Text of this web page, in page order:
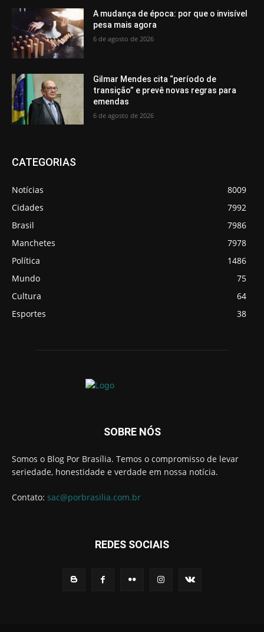
A mudança de época: por que o invisível
pesa mais agora
6 de agosto de 2026
Gilmar Mendes cita “período de
transição” e prevê novas regras para
emendas
6 de agosto de 2026
CATEGORIAS
Notícias
8009
Cidades
7992
Brasil
7986
Manchetes
7978
Política
1486
Mundo
75
Cultura
64
Esportes
38
SOBRE NÓS
Somos o Blog Por Brasília. Temos o compromisso de levar
seriedade, honestidade e verdade em nossa notícia.
Contato: sac@porbrasilia.com.br
REDES SOCIAIS